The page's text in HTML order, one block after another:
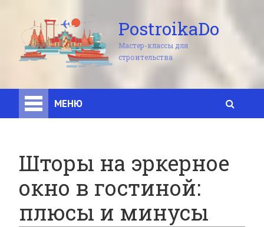
PostroikaDo
Мастер-классы для
строительства
МЕНЮ
Шторы на эркерное
окно в гостиной:
плюсы и минусы